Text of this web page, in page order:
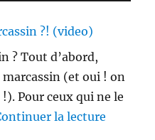
?! (video)
? Tout d’abord,
marcassin (et oui ! on
Pour ceux qui ne le
la lecture